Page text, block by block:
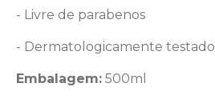
- Livre de parabenos
- Dermatologicamente testado
Embalagem: 500ml